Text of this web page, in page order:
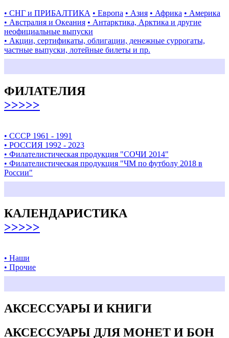
• СНГ и ПРИБАЛТИКА • Европа • Азия • Африка • Америка
• Австралия и Океания • Антарктика, Арктика и другие
неофициальные выпуски
• Акции, сертификаты, облигации, денежные суррогаты,
частные выпуски, лотейные билеты и пр.
ФИЛАТЕЛИЯ
>>>>>
• СССР 1961 - 1991
• РОССИЯ 1992 - 2023
• Филателистическая продукция "СОЧИ 2014"
• Филателистическая продукция "ЧМ по футболу 2018 в
России"
КАЛЕНДАРИСТИКА
>>>>>
• Наши
• Прочие
АКСЕССУАРЫ И КНИГИ
АКСЕССУАРЫ ДЛЯ МОНЕТ И БОН